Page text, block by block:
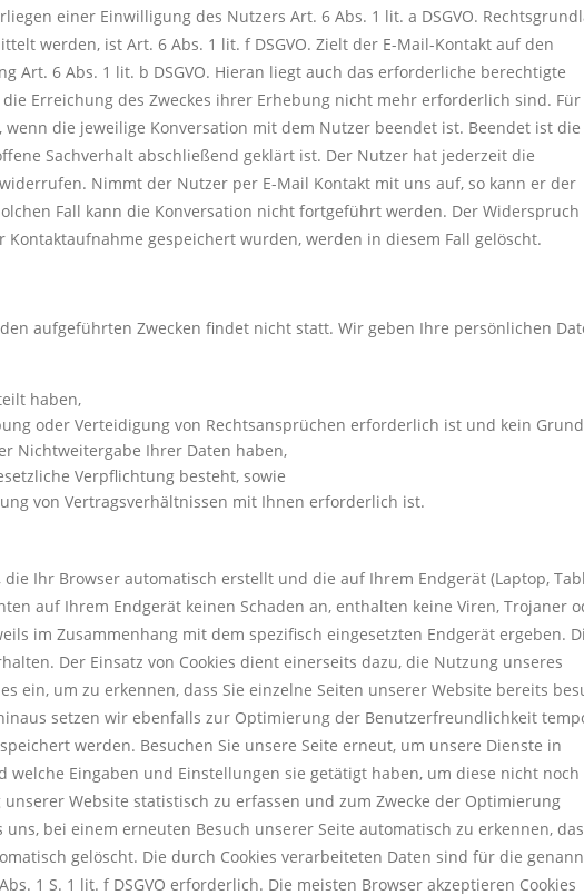
einer Einwilligung des Nutzers Art. 6 Abs. 1 lit. a DSGVO.
werden, ist Art. 6 Abs. 1 lit. f DSGVO. Zielt der E-Mail-Kontakt auf den
Art. 6 Abs. 1 lit. b DSGVO. Hieran liegt auch das erforderliche berechtigte
Erreichung des Zweckes ihrer Erhebung nicht mehr erforderlich sind. Für
die jeweilige Konversation mit dem Nutzer beendet ist. Beendet ist die
Sachverhalt abschließend geklärt ist. Der Nutzer hat jederzeit die
Nimmt der Nutzer per E-Mail Kontakt mit uns auf, so kann er der
Fall kann die Konversation nicht fortgeführt werden. Der Widerspruch
gespeichert wurden, werden in diesem Fall gelöscht.
aufgeführten Zwecken findet nicht statt. Wir geben Ihre persönlichen
haben,
oder Verteidigung von Rechtsansprüchen erforderlich ist und kein
Nichtweitergabe Ihrer Daten haben,
Verpflichtung besteht, sowie
von Vertragsverhältnissen mit Ihnen erforderlich ist.
Ihr Browser automatisch erstellt und die auf Ihrem Endgerät (Laptop,
auf Ihrem Endgerät keinen Schaden an, enthalten keine Viren, Trojaner
im Zusammenhang mit dem spezifisch eingesetzten Endgerät ergeben.
Der Einsatz von Cookies dient einerseits dazu, die Nutzung unseres
ein, um zu erkennen, dass Sie einzelne Seiten unserer Website bereits
setzen wir ebenfalls zur Optimierung der Benutzerfreundlichkeit
werden. Besuchen Sie unsere Seite erneut, um unsere Dienste in
Eingaben und Einstellungen sie getätigt haben, um diese nicht noch
Website statistisch zu erfassen und zum Zwecke der Optimierung
bei einem erneuten Besuch unserer Seite automatisch zu erkennen,
gelöscht. Die durch Cookies verarbeiteten Daten sind für die
1 S. 1 lit. f DSGVO erforderlich. Die meisten Browser akzeptieren Cookies